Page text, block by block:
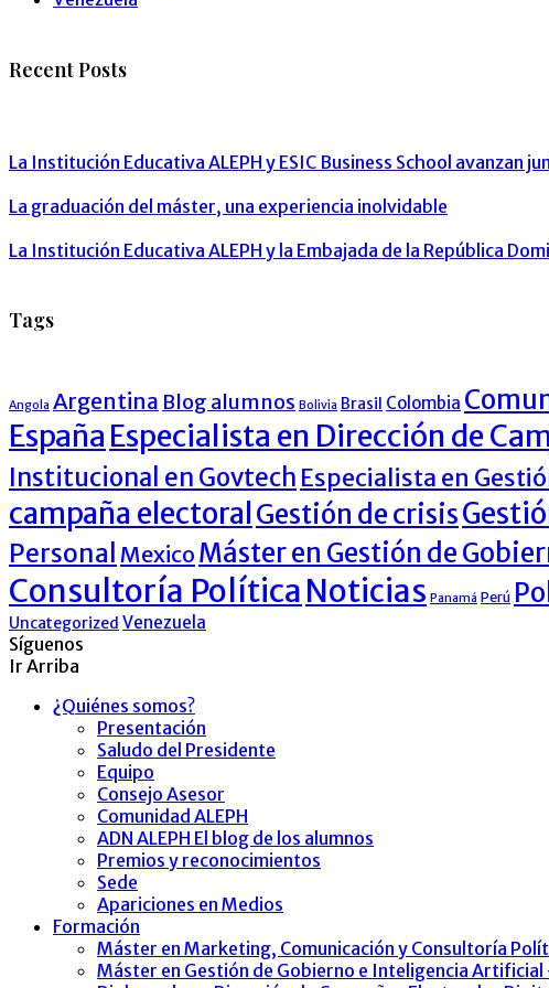
Recent Posts
La Institución Educativa ALEPH y ESIC Business School
La graduación del máster, una experiencia inolvidable
La Institución Educativa ALEPH y la Embajada de la República
Tags
Angola Argentina Blog alumnos Bolivia Brasil Colombia
España Especialista en Dirección de
Institucional en Govtech Especialista en
campaña electoral Gestión de crisis
Personal Mexico Máster en Gestión de
Consultoría PolíticaNoticias Panamá Perú
Uncategorized Venezuela
Síguenos
Ir Arriba
¿Quiénes somos?
Presentación
Saludo del Presidente
Equipo
Consejo Asesor
Comunidad ALEPH
ADN ALEPH El blog de los alumnos
Premios y reconocimientos
Sede
Apariciones en Medios
Formación
Máster en Marketing, Comunicación y Consultoría
Máster en Gestión de Gobierno e Inteligencia Artificial